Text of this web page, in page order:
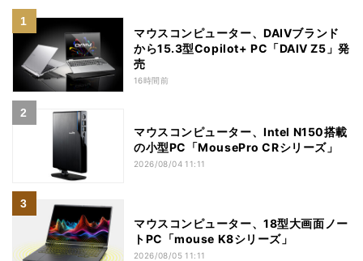
マウスコンピューター、DAIVブランド
から15.3型Copilot+ PC「DAIV Z5」発
売
16時間前
マウスコンピューター、Intel N150搭載
の小型PC「MousePro CRシリーズ」
2026/08/04 11:11
マウスコンピューター、18型大画面ノー
トPC「mouse K8シリーズ」
2026/08/05 11:11